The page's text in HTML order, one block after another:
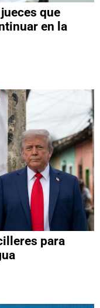
que
en la
para